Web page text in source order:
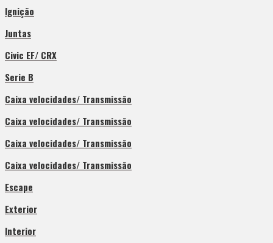
Ignição
Juntas
Civic EF/ CRX
Serie B
Caixa velocidades/ Transmissão
Caixa velocidades/ Transmissão
Caixa velocidades/ Transmissão
Caixa velocidades/ Transmissão
Escape
Exterior
Interior